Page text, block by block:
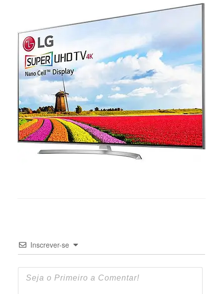
Inscrever-se